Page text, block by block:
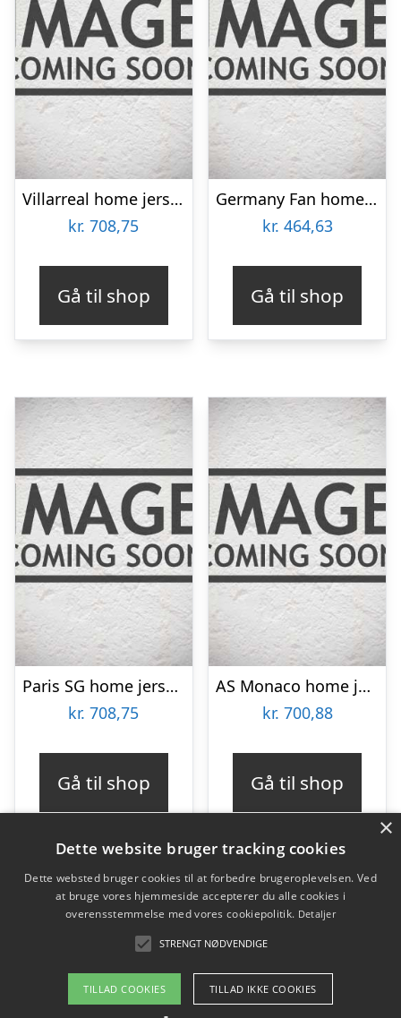
Villarreal home jersey 2022/23 – mens-Large
kr. 708,75
Gå til shop
Germany Fan home jersey 2024/26 – mens-S
kr. 464,63
Gå til shop
Paris SG home jersey 2023/24 – PSG – mens-L
kr. 708,75
Gå til shop
AS Monaco home jersey 2022/23 – mens-L
kr. 700,88
Gå til shop
Varekategorier
×
Dette website bruger tracking cookies
Dette websted bruger cookies til at forbedre brugeroplevelsen. Ved
at bruge vores hjemmeside accepterer du alle cookies i
overensstemmelse med vores cookiepolitik. Detaljer
STRENGT NØDVENDIGE
TILLAD COOKIES TILLAD IKKE COOKIES